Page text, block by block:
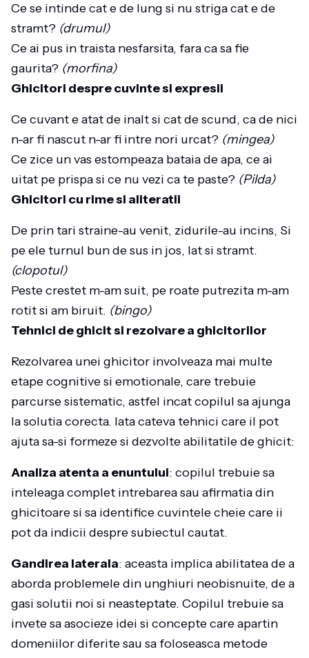
Ce se intinde cat e de lung si nu striga cat e de
stramt? (drumul)
Ce ai pus in traista nesfarsita, fara ca sa fie
gaurita? (morfina)
Ghicitori despre cuvinte si expresii
Ce cuvant e atat de inalt si cat de scund, ca de nici
n-ar fi nascut n-ar fi intre nori urcat? (mingea)
Ce zice un vas estompeaza bataia de apa, ce ai
uitat pe prispa si ce nu vezi ca te paste? (Pilda)
Ghicitori cu rime si aliteratii
De prin tari straine-au venit, zidurile-au incins, Si
pe ele turnul bun de sus in jos, lat si stramt.
(clopotul)
Peste crestet m-am suit, pe roate putrezita m-am
rotit si am biruit. (bingo)
Tehnici de ghicit si rezolvare a ghicitorilor
Rezolvarea unei ghicitor involveaza mai multe
etape cognitive si emotionale, care trebuie
parcurse sistematic, astfel incat copilul sa ajunga
la solutia corecta. Iata cateva tehnici care il pot
ajuta sa-si formeze si dezvolte abilitatile de ghicit:
Analiza atenta a enuntului: copilul trebuie sa
inteleaga complet intrebarea sau afirmatia din
ghicitoare si sa identifice cuvintele cheie care ii
pot da indicii despre subiectul cautat.
Gandirea laterala: aceasta implica abilitatea de a
aborda problemele din unghiuri neobisnuite, de a
gasi solutii noi si neasteptate. Copilul trebuie sa
invete sa asocieze idei si concepte care apartin
domeniilor diferite sau sa foloseasca metode